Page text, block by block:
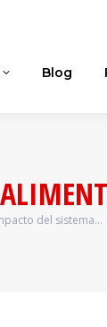
Blog
del sistema…